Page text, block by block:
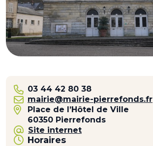
03 44 42 80 38
mairie@mairie-pierrefonds.fr
Place de l’Hôtel de Ville
60350 Pierrefonds
Site internet
Horaires